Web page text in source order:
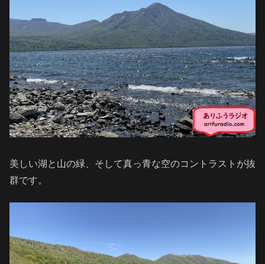
美しい湖と山の緑、そして真っ青な空のコントラストが抜
群です。